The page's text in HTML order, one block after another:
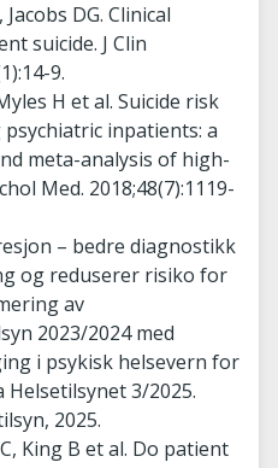
DG. Clinical
suicide. J Clin
9.
H et al. Suicide risk
inpatients: a
meta-analysis of high-
Med. 2018;48(7):1119-
– bedre diagnostikk
og reduserer risiko for
av
2023/2024 med
i psykisk helsevern for
3/2025.
2025.
King B et al. Do patient